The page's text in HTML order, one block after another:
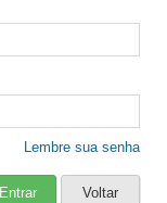
Lembre sua senha
Entrar Voltar